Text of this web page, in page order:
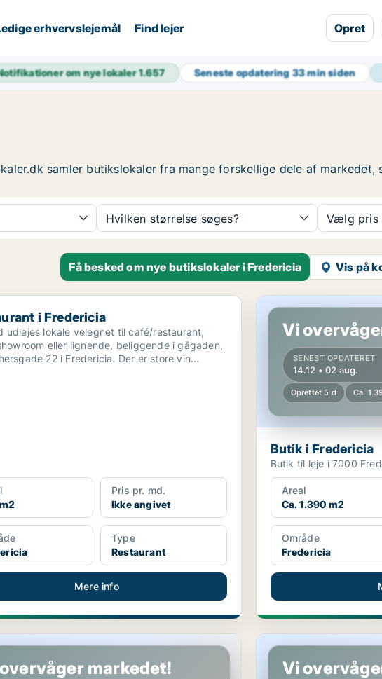
erhvervslejemål Find lejer Opret
om nye lokaler1.657 Seneste opdatering33 min siden
samler butikslokaler fra mange forskellige dele af markedet,
Hvilken størrelse søges? Vælg pris
Få besked om nye butikslokaler i Fredericia Vis på
i Fredericia
i Fredericia
udlejes lokale velegnet til café/restaurant,
eller lignende, beliggende i gågaden,
på Gothersgade 22 i Fredericia. Der er store vin...
Pris pr. md.
Ikke angivet
Type
Restaurant
Mere info
Butik i Fredericia
Vi
SENEST OPDATERET
14.12 • 02 aug.
Oprettet 5 d Ca.
Butik i Fredericia
Butik til leje i 7000
Areal
Ca. 1.390 m2
Område
Fredericia
markedet!
Butik i Fredericia
Vi